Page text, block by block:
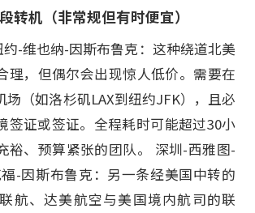
转机（非常规但有时便宜）
-维也纳-因斯布鲁克：这种绕道北美
理，但偶尔会出现惊人低价。需要在
场（如洛杉矶LAX到纽约JFK），且必
签证或签证。全程耗时可能超过30小
裕、预算紧张的团队。 深圳-西雅图-
-因斯布鲁克：另一条经美国中转的
航、达美航空与美国境内航司的联